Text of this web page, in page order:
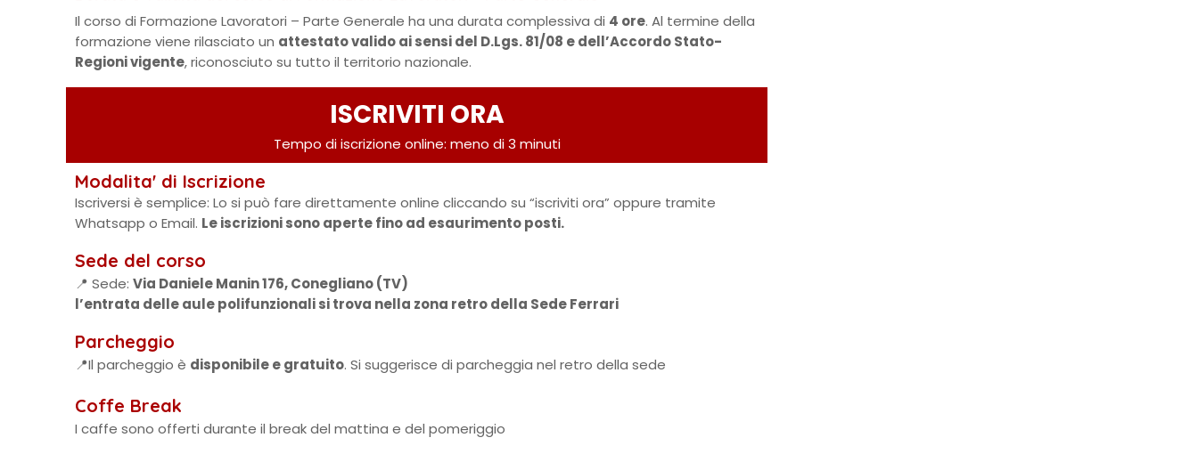
Il corso di Formazione Lavoratori – Parte Generale ha una durata complessiva di 4 ore. Al termine della
formazione viene rilasciato un attestato valido ai sensi del D.Lgs. 81/08 e dell’Accordo Stato-
Regioni vigente, riconosciuto su tutto il territorio nazionale.
ISCRIVITI ORA
Tempo di iscrizione online: meno di 3 minuti
Modalita' di Iscrizione
Iscriversi è semplice: Lo si può fare direttamente online cliccando su “iscriviti ora” oppure tramite
Whatsapp o Email. Le iscrizioni sono aperte fino ad esaurimento posti.
Sede del corso
📍 Sede: Via Daniele Manin 176, Conegliano (TV)
l’entrata delle aule polifunzionali si trova nella zona retro della Sede Ferrari
Parcheggio
📍Il parcheggio è disponibile e gratuito. Si suggerisce di parcheggia nel retro della sede
Coffe Break
I caffe sono offerti durante il break del mattina e del pomeriggio